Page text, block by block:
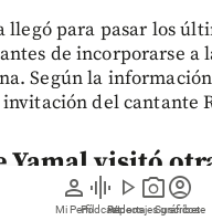
person
Mi Perfil
graphic_eq
Pódcast
play_arrow
Videos
photo_camera
Reportajes gráficos
account_circle
Suscríbete
para pasar los
de incorporarse a
Según la
del cantante
Yamal visitó
antes de